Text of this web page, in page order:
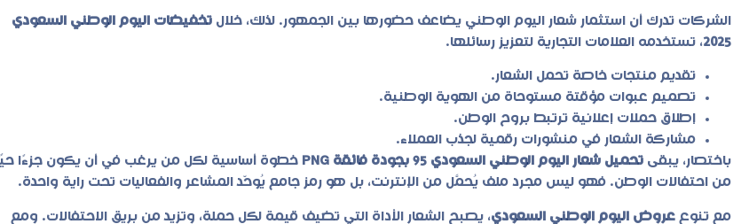
الشركات تدرك أن استثمار شعار اليوم الوطني يضاعف حضورها بين الجمهور. لذلك، خلال تخفيضات اليوم الوطني السعودي
2025، تستخدمه العلامات التجارية لتعزيز رسائلها.
تقديم منتجات خاصة تحمل الشعار.
تصميم عبوات مؤقتة مستوحاة من الهوية الوطنية.
إطلاق حملات إعلانية ترتبط بروح الوطن.
مشاركة الشعار في منشورات رقمية لجذب العملاء.
باختصار، يبقى تحميل شعار اليوم الوطني السعودي 95 بجودة فائقة PNG
خطوة أساسية لكل من يرغب في أن يكون جزءًا
من احتفالات الوطن. فهو ليس مجرد ملف يُحمَّل من الإنترنت، بل هو رمز جامع يُوحّد المشاعر والفعاليات تحت راية واحدة.
مع تنوع عروض اليوم الوطني السعودي، يصبح الشعار الأداة التي تضيف قيمة لكل حملة، وتزيد من بريق الاحتفالات. ومع